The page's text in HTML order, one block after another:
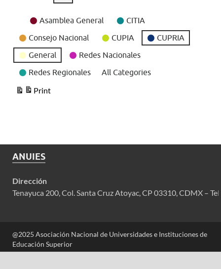
Event
Asamblea General
CITIA
Consejo Nacional
CUPIA
CUPRIA
General
Redes Nacionales
Redes Regionales
All Categories
Print
View
ANUIES
Dirección
Tenayuca 200, Col. Santa Cruz Atoyac, CP 03310, CDMX –
@2025 Asociación Nacional de Universidades e Instituciones de
Educación Superior